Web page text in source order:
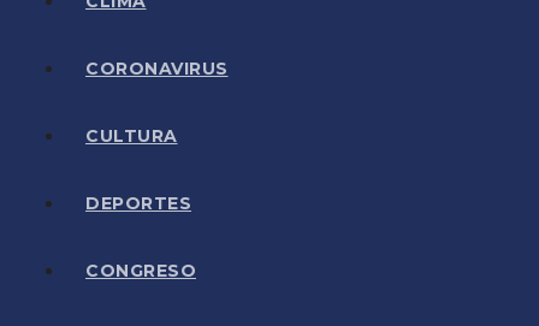
CORONAVIRUS
CULTURA
DEPORTES
CONGRESO